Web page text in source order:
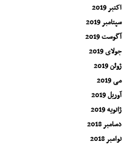
اکتبر 2019
سپتامبر 2019
آگوست 2019
جولای 2019
ژوئن 2019
می 2019
آوریل 2019
ژانویه 2019
دسامبر 2018
نوامبر 2018